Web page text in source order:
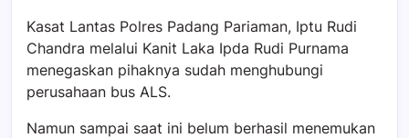
Kasat Lantas Polres Padang Pariaman, Iptu Rudi
Chandra melalui Kanit Laka Ipda Rudi Purnama
menegaskan pihaknya sudah menghubungi
perusahaan bus ALS.
Namun sampai saat ini belum berhasil menemukan